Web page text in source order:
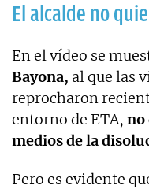
El alcalde no
En el vídeo se
Bayona, al que las
reprocharon
entorno de ETA, no
medios de la
Pero es evidente